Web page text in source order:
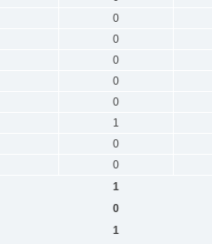
0
0
0
0
0
1
0
0
1
0
1